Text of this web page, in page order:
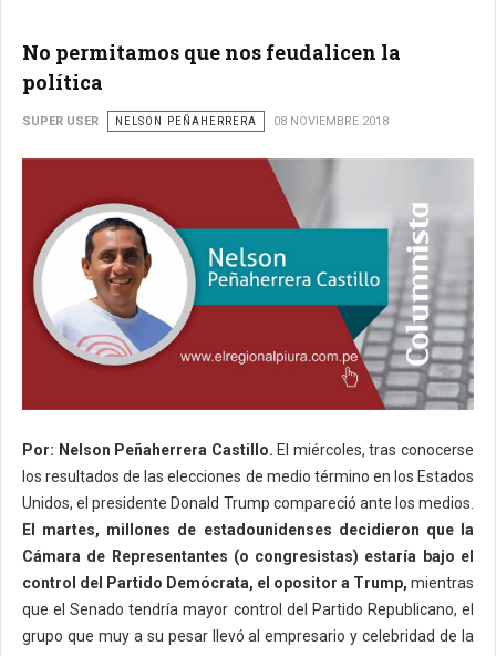
No permitamos que nos feudalicen la
política
SUPER USER NELSON PEÑAHERRERA 08 NOVIEMBRE 2018
Por: Nelson Peñaherrera Castillo. El miércoles, tras conocerse
los resultados de las elecciones de medio término en los Estados
Unidos, el presidente Donald Trump compareció ante los medios.
El martes, millones de estadounidenses decidieron que la
Cámara de Representantes (o congresistas) estaría bajo el
control del Partido Demócrata, el opositor a Trump, mientras
que el Senado tendría mayor control del Partido Republicano, el
grupo que muy a su pesar llevó al empresario y celebridad de la